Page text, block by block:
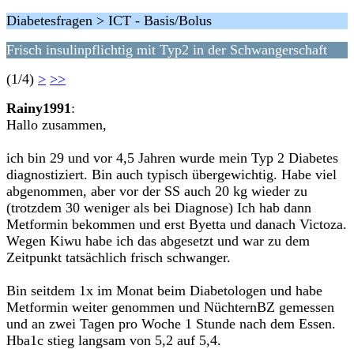
Diabetesfragen > ICT - Basis/Bolus
Frisch insulinpflichtig mit Typ2 in der Schwangerschaft
(1/4) > >>
Rainy1991:
Hallo zusammen,
ich bin 29 und vor 4,5 Jahren wurde mein Typ 2 Diabetes
diagnostiziert. Bin auch typisch übergewichtig. Habe viel
abgenommen, aber vor der SS auch 20 kg wieder zu
(trotzdem 30 weniger als bei Diagnose) Ich hab dann
Metformin bekommen und erst Byetta und danach Victoza.
Wegen Kiwu habe ich das abgesetzt und war zu dem
Zeitpunkt tatsächlich frisch schwanger.
Bin seitdem 1x im Monat beim Diabetologen und habe
Metformin weiter genommen und NüchternBZ gemessen
und an zwei Tagen pro Woche 1 Stunde nach dem Essen.
Hba1c stieg langsam von 5,2 auf 5,4.